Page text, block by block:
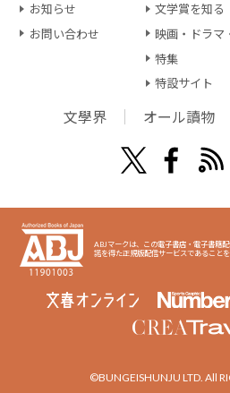
お知らせ
お問い合わせ
文学賞を知る
映画・ドラマ
特集
特設サイト
文學界 オール讀物
ABJマークは、この電子書店・電子書籍
諾を得た正規版配信サービスであること
©BUNGEISHUNJU LTD. All